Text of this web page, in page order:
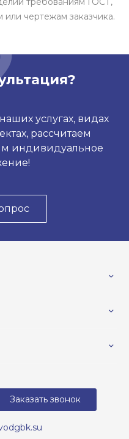
чертежам заказчика.
услугах, видах
рассчитаем
индивидуальное
Заказать звонок